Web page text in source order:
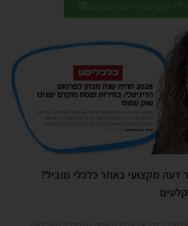
לא עוקבים אחרי באינסטגרם?
דעה מקצועי באתר כלכלי מוביל?